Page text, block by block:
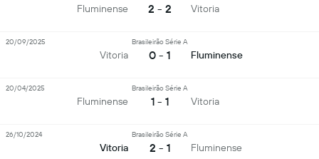
Fluminense 2 - 2 Vitoria
Vitoria
Brasileirão Série A
0 - 1 Fluminense
20/09/2025
Fluminense
Brasileirão Série A
1 - 1 Vitoria
20/04/2025
Vitoria
Brasileirão Série A
2 - 1 Fluminense
26/10/2024